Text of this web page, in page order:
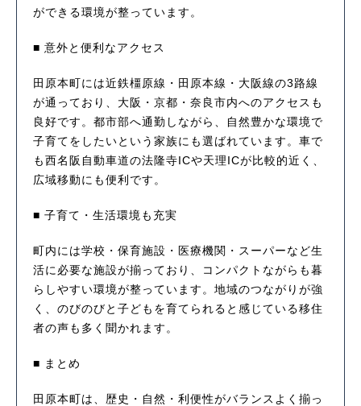
ができる環境が整っています。
■ 意外と便利なアクセス
田原本町には近鉄橿原線・田原本線・大阪線の3路線
が通っており、大阪・京都・奈良市内へのアクセスも
良好です。都市部へ通勤しながら、自然豊かな環境で
子育てをしたいという家族にも選ばれています。車で
も西名阪自動車道の法隆寺ICや天理ICが比較的近く、
広域移動にも便利です。
■ 子育て・生活環境も充実
町内には学校・保育施設・医療機関・スーパーなど生
活に必要な施設が揃っており、コンパクトながらも暮
らしやすい環境が整っています。地域のつながりが強
く、のびのびと子どもを育てられると感じている移住
者の声も多く聞かれます。
■ まとめ
田原本町は、歴史・自然・利便性がバランスよく揃っ